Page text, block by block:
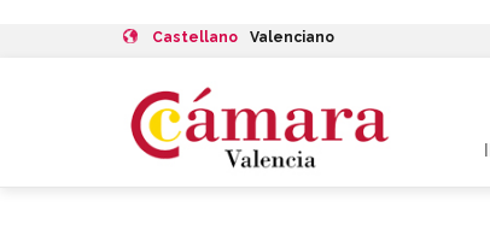
Castellano Valenciano